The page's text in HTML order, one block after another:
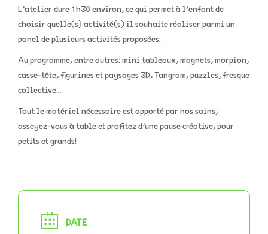
L’atelier dure 1h30 environ, ce qui permet à l’enfant de
choisir quelle(s) activité(s) il souhaite réaliser parmi un
panel de plusieurs activités proposées.
Au programme, entre autres: mini tableaux, magnets, morpion,
casse-tête, figurines et paysages 3D, Tangram, puzzles, fresque
collective…
Tout le matériel nécessaire est apporté par nos soins;
asseyez-vous à table et profitez d’une pause créative, pour
petits et grands!
DATE